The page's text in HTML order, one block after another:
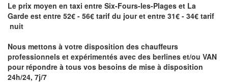
Le prix moyen en taxi entre Six-Fours-les-Plages et La
Garde est entre 52€ - 56€ tarif du jour et entre 31€ - 34€ tarif
nuit
Nous mettons à votre disposition des chauffeurs
professionnels et expérimentés avec des berlines et/ou VAN
pour répondre à tous vos besoins de mise à disposition
24h/24, 7j/7